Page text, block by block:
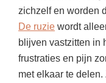
zichzelf en worden
De ruzie wordt
blijven vastzitten in
frustraties en pijn
met elkaar te